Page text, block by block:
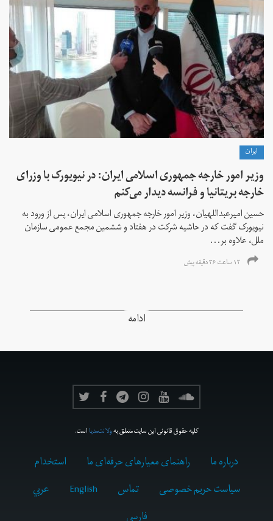
ايران
وزیر امور خارجه جمهوری اسلامی ایران: در نیویورک با وزرای
خارجه بریتانیا و فرانسه دیدار می‌کنم
حسین امیرعبداللهیان، وزیر امور خارجه جمهوری اسلامی ایران، پس از ورود به
نیویورک گفت که در حاشیه شرکت در هفتاد و ششمین مجمع عمومی سازمان
ملل، علاوه بر...
۱۲ ساعت ۳۶ دقیقه پیش
ادامه
کلیه حقوق قانونی این سایت متعلق بهولانت‌مدیااست.
درباره ما راهنمای معیارهای حرفه‌ای ما
استخدام
سیاست حریم خصوصی
تماس English
عربي